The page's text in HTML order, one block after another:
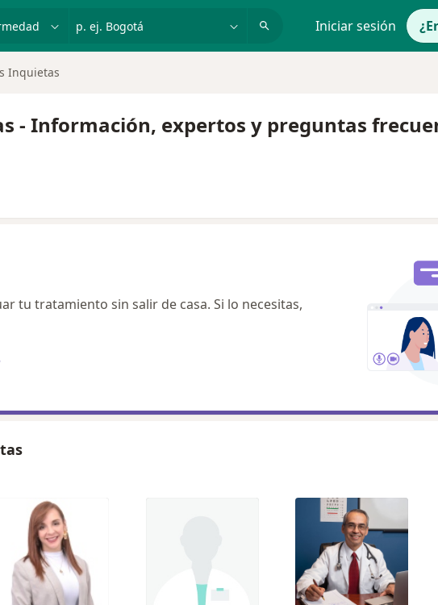
p. ej. Bogotá Iniciar sesión
Inquietas
- Información, expertos y preguntas
tu tratamiento sin salir de casa. Si lo necesitas,